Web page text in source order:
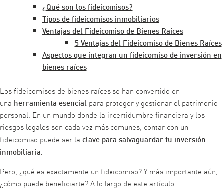
¿Qué son los fideicomisos?
Tipos de fideicomisos inmobiliarios
Ventajas del Fideicomiso de Bienes Raíces
5 Ventajas del Fideicomiso de Bienes Raíces
Aspectos que integran un fideicomiso de inversión en
bienes raíces
Los fideicomisos de bienes raíces se han convertido en
una herramienta esencial para proteger y gestionar el patrimonio
personal. En un mundo donde la incertidumbre financiera y los
riesgos legales son cada vez más comunes, contar con un
fideicomiso puede ser la clave para salvaguardar tu inversión
inmobiliaria.
Pero, ¿qué es exactamente un fideicomiso? Y más importante aún,
¿cómo puede beneficiarte? A lo largo de este artículo